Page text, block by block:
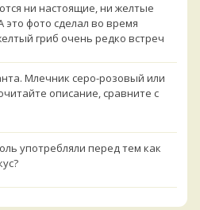
ни настоящие, ни желтые
это фото сделал во время
гриб очень редко встреч
Млечник серо-розовый или
описание, сравните с
употребляли перед тем как